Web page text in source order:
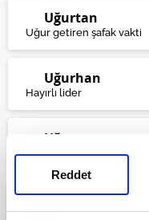
Reddet
Uğurtan
Uğur getiren şafak vakti
Uğurhan
Hayırlı lider
Uğurcan
İyilikçi ve candan
Uğuralp
Hayırlı yiğit